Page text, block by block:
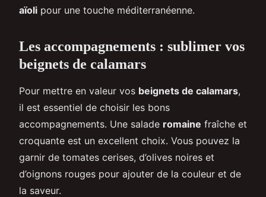
aïoli pour une touche méditerranéenne.
Les accompagnements : sublimer vos
beignets de calamars
Pour mettre en valeur vos beignets de calamars,
il est essentiel de choisir les bons
accompagnements. Une salade romaine fraîche et
croquante est un excellent choix. Vous pouvez la
garnir de tomates cerises, d’olives noires et
d’oignons rouges pour ajouter de la couleur et de
la saveur.